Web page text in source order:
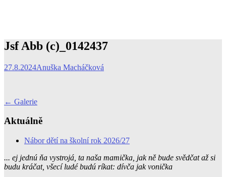
Jsf Abb (c)_0142437
27.8.2024Anuška Macháčková
Post
← Galerie
Aktuálně
Nábor dětí na školní rok 2026/27
... ej jednú ňa vystrojá, ta naša mamička, jak ně bude svědčat až si
budu kráčat, všecí ludé budú ríkat: dívča jak vonička